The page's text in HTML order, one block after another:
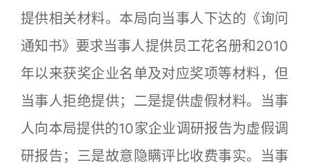
提供相关材料。本局向当事人下达的《询问
通知书》要求当事人提供员工花名册和2010
年以来获奖企业名单及对应奖项等材料，但
当事人拒绝提供；二是提供虚假材料。当事
人向本局提供的10家企业调研报告为虚假调
研报告；三是故意隐瞒评比收费事实。当事